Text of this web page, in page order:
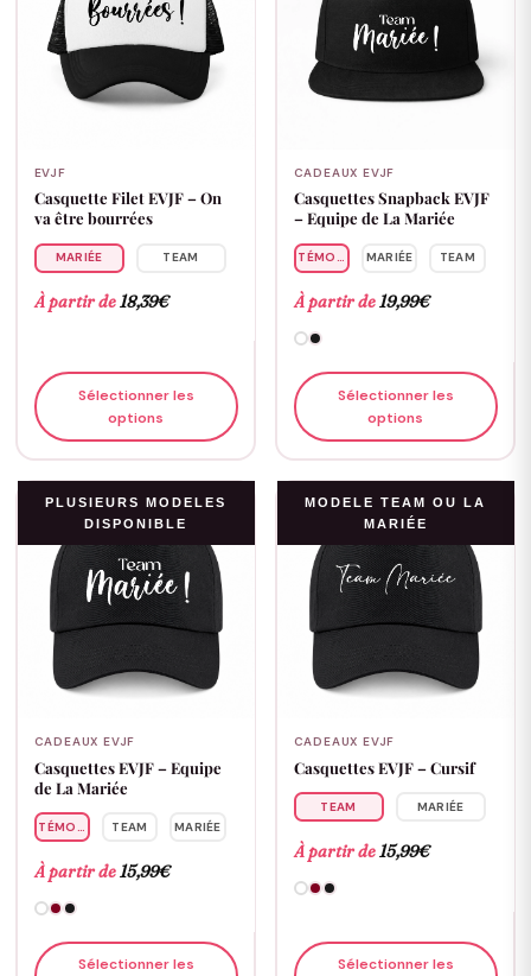
EVJF
Casquette Filet EVJF – On
va être bourrées
MARIÉE TEAM
À partir de18,39€
Sélectionner les
options
CADEAUX EVJF
Casquettes Snapback EVJF
– Equipe de La Mariée
TÉMOIN MARIÉE TEAM
À partir de19,99€
Sélectionner les
options
PLUSIEURS MODELES
DISPONIBLE
CADEAUX EVJF
Casquettes EVJF – Equipe
de La Mariée
TÉMOIN TEAM MARIÉE
À partir de15,99€
Sélectionner les
MODELE TEAM OU LA
MARIÉE
CADEAUX EVJF
Casquettes EVJF – Cursif
TEAM MARIÉE
À partir de15,99€
Sélectionner les